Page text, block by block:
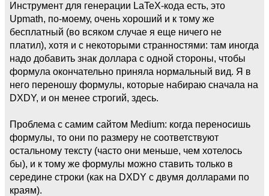
Инструмент для генерации LaTeX-кода есть, это
Upmath, по-моему, очень хороший и к тому же
бесплатный (во всяком случае я еще ничего не
платил), хотя и с некоторыми странностями: там иногда
надо добавить знак доллара с одной стороны, чтобы
формула окончательно приняла нормальный вид. Я в
него переношу формулы, которые набираю сначала на
DXDY, и он менее строгий, здесь.
Проблема с самим сайтом Medium: когда переносишь
формулы, то они по размеру не соответствуют
остальному тексту (часто они меньше, чем хотелось
бы), и к тому же формулы можно ставить только в
середине строки (как на DXDY с двумя долларами по
краям).